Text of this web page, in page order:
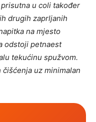
u coli također
drugih zaprljanih
na mjesto
odstoji petnaest
tekućinu spužvom.
uz minimalan